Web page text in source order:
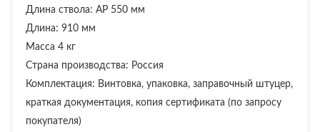
Длина ствола: AP 550 мм
Длина: 910 мм
Масса 4 кг
Страна производства: Россия
Комплектация: Винтовка, упаковка, заправочный штуцер,
краткая документация, копия сертификата (по запросу
покупателя)